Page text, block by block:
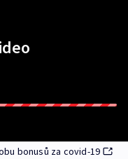
bonusů za covid-19